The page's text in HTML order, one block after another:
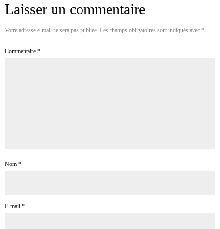
Laisser un commentaire
Votre adresse e-mail ne sera pas publiée. Les champs obligatoires sont indiqués avec *
Commentaire *
Nom *
E-mail *